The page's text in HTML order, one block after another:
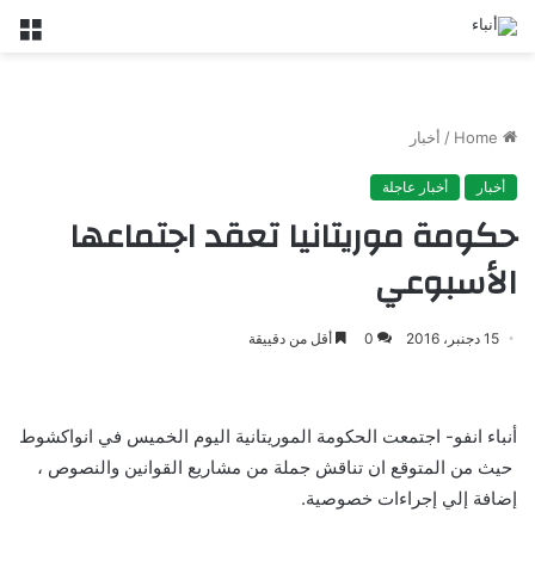
/ أخبار
أخبار أخبار عاجلة
حكومة موريتانيا تعقد اجتماعها
الأسبوعي
15 دجنبر، 2016 0 أقل من دقييقة
أنباء انفو- اجتمعت الحكومة الموريتانية اليوم الخميس في انواكشوط
حيث من المتوقع ان تناقش جملة من مشاريع القوانين والنصوص ،
إضافة إلي إجراءات خصوصية.